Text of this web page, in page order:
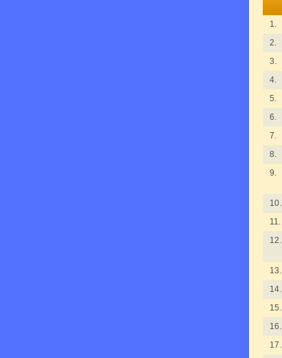
1.
2.
3.
4.
5.
6.
7.
8.
9.
10.
11.
12.
13.
14.
15.
16.
17.